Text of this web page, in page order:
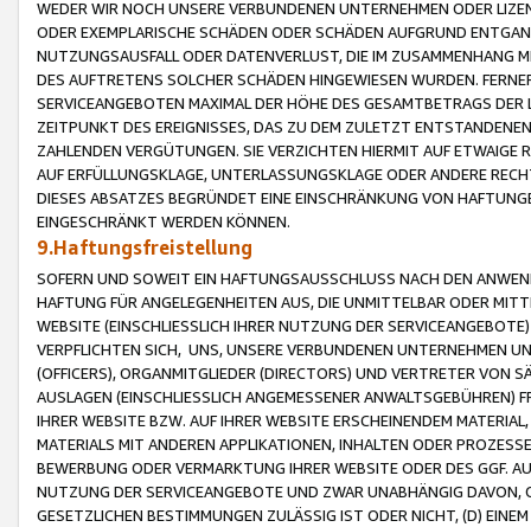
WEDER WIR NOCH UNSERE VERBUNDENEN UNTERNEHMEN ODER
ODER EXEMPLARISCHE SCHÄDEN ODER SCHÄDEN AUFGRUND
NUTZUNGSAUSFALL ODER DATENVERLUST, DIE IM ZUSAMMENHANG
DES AUFTRETENS SOLCHER SCHÄDEN HINGEWIESEN WURDEN.
SERVICEANGEBOTEN MAXIMAL DER HÖHE DES GESAMTBETRAGS
ZEITPUNKT DES EREIGNISSES, DAS ZU DEM ZULETZT
ZAHLENDEN VERGÜTUNGEN. SIE VERZICHTEN HIERMIT AUF
AUF ERFÜLLUNGSKLAGE, UNTERLASSUNGSKLAGE ODER ANDERE
DIESES ABSATZES BEGRÜNDET EINE EINSCHRÄNKUNG VON
EINGESCHRÄNKT WERDEN KÖNNEN.
9.Haftungsfreistellung
SOFERN UND SOWEIT EIN HAFTUNGSAUSSCHLUSS NACH DEN
HAFTUNG FÜR ANGELEGENHEITEN AUS, DIE UNMITTELBAR ODER
WEBSITE (EINSCHLIESSLICH IHRER NUTZUNG DER
VERPFLICHTEN SICH, UNS, UNSERE VERBUNDENEN UNTERNEHMEN
(OFFICERS), ORGANMITGLIEDER (DIRECTORS) UND VERTRETER VON
AUSLAGEN (EINSCHLIESSLICH ANGEMESSENER
IHRER WEBSITE BZW. AUF IHRER WEBSITE ERSCHEINENDEM
MATERIALS MIT ANDEREN APPLIKATIONEN, INHALTEN ODER
BEWERBUNG ODER VERMARKTUNG IHRER WEBSITE ODER DES GGF.
NUTZUNG DER SERVICEANGEBOTE UND ZWAR UNABHÄNGIG
GESETZLICHEN BESTIMMUNGEN ZULÄSSIG IST ODER NICHT, (D)